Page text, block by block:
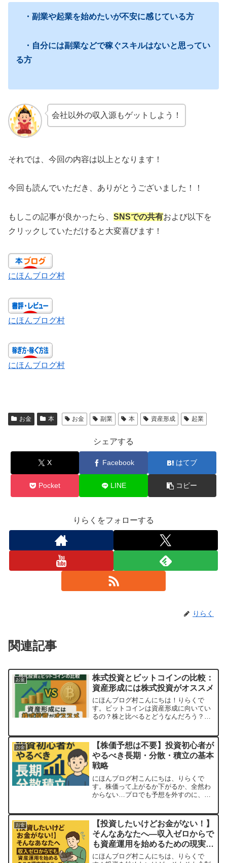
・副業や起業を始めたいが不安に感じている方
・自分には副業などで稼ぐスキルはないと思ってい
る方
会社以外の収入源もゲットしよう！
それでは、今回の内容は以上となります！
今回も読んでいただき、ありがとうございました！！
もしこの記事が良かったら、 SNSでの共有および以下を
クリックしていただけると大変喜びます！
にほんブログ村
にほんブログ村
にほんブログ村
お金 本 お金 副業 本 資産形成 起業
シェアする
X Facebook はてブ
Pocket LINE コピー
りらくをフォローする
りらく
関連記事
お金
株式投資とビットコインの比較：
資産形成には株式投資がオススメ
にほんブログ村こんにちは！りらくで
す。ビットコインは資産形成に向いてい
るの？株と比べるとどうなんだろう？資
が良いのか悩む人は多いのではないでし
ょうか。どちらも資産を増や...
お金
【株価予想は不要】投資初心者が
やるべき長期・分散・積立の基本
戦略
にほんブログ村こんにちは、りらくで
す。株価って上がるか下がるか、全然わ
からない…プロでも予想を外すのに、自
ないでしょうか？実際、株価の短期的な
予想はプロでも困難です。で...
お金
【投資したいけどお金がない！】
そんなあなたへ―収入ゼロからで
も資産運用を始めるための現実的
ステップ
にほんブログ村こんにちは、りらくで